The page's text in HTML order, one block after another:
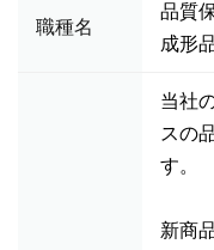
職種名
品質
成形品
当社
スの
す。
新商